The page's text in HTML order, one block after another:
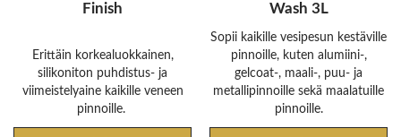
Finish
Erittäin korkealuokkainen,
silikoniton puhdistus- ja
viimeistelyaine kaikille veneen
pinnoille.
Wash 3L
Sopii kaikille vesipesun kestäville
pinnoille, kuten alumiini-,
gelcoat-, maali-, puu- ja
metallipinnoille sekä maalatuille
pinnoille.